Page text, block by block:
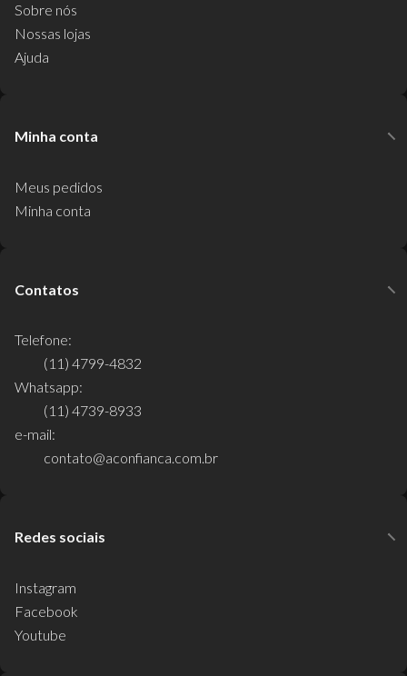
Sobre nós
Nossas lojas
Ajuda
Minha conta
Meus pedidos
Minha conta
Contatos
Telefone:
(11) 4799-4832
Whatsapp:
(11) 4739-8933
e-mail:
contato@aconfianca.com.br
Redes sociais
Instagram
Facebook
Youtube